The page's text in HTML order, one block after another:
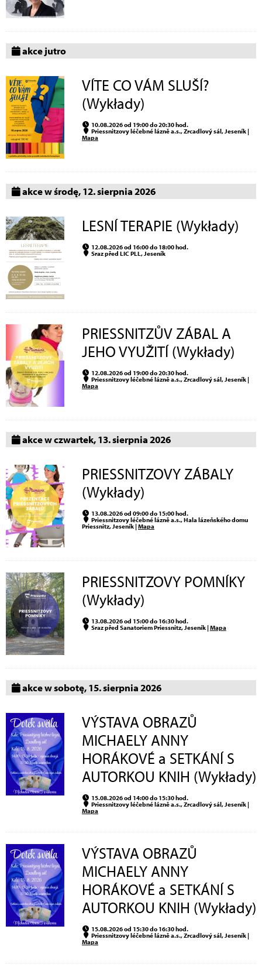
akce jutro
VÍTE CO VÁM SLUŠÍ?
(Wykłady)
10.08.2026 od 19:00 do 20:30 hod.
Priessnitzovy léčebné lázně a.s., Zrcadlový sál, Jeseník |
Mapa
akce w środę, 12. sierpnia 2026
LESNÍ TERAPIE (Wykłady)
12.08.2026 od 16:00 do 18:00 hod.
Sraz před LIC PLL, Jeseník
PRIESSNITZŮV ZÁBAL A
JEHO VYUŽITÍ (Wykłady)
12.08.2026 od 19:00 do 20:30 hod.
Priessnitzovy léčebné lázně a.s., Zrcadlový sál, Jeseník |
Mapa
akce w czwartek, 13. sierpnia 2026
PRIESSNITZOVY ZÁBALY
(Wykłady)
13.08.2026 od 09:00 do 15:00 hod.
Priessnitzovy léčebné lázně a.s., Hala lázeňského domu
Priessnitz, Jeseník |Mapa
PRIESSNITZOVY POMNÍKY
(Wykłady)
13.08.2026 od 15:00 do 16:30 hod.
Sraz před Sanatoriem Priessnitz, Jeseník |Mapa
akce w sobotę, 15. sierpnia 2026
VÝSTAVA OBRAZŮ
MICHAELY ANNY
HORÁKOVÉ a SETKÁNÍ S
AUTORKOU KNIH (Wykłady)
15.08.2026 od 14:00 do 15:30 hod.
Priessnitzovy léčebné lázně a.s., Zrcadlový sál, Jeseník |
Mapa
VÝSTAVA OBRAZŮ
MICHAELY ANNY
HORÁKOVÉ a SETKÁNÍ S
AUTORKOU KNIH (Wykłady)
15.08.2026 od 15:30 do 16:30 hod.
Priessnitzovy léčebné lázně a.s., Zrcadlový sál, Jeseník |
Mapa